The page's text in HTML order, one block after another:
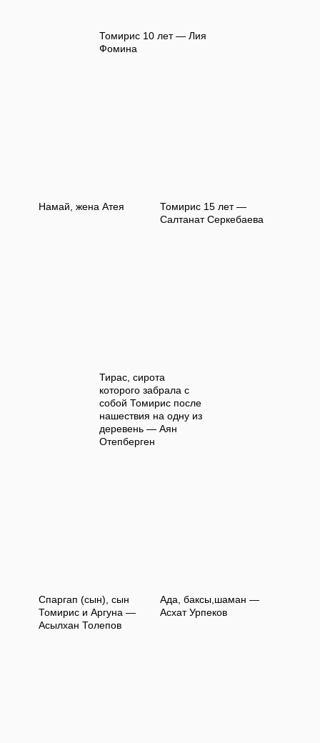
Томирис 10 лет — Лия
Фомина
Намай, жена Атея
Томирис 15 лет —
Салтанат Серкебаева
Тирас, сирота
которого забрала с
собой Томирис после
нашествия на одну из
деревень — Аян
Отепберген
Спаргап (сын), сын
Томирис и Аргуна —
Асылхан Толепов
Ада, баксы,шаман —
Асхат Урпеков